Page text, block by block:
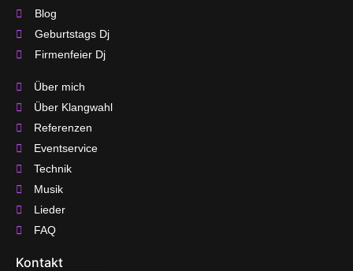
Blog
Geburtstags Dj
Firmenfeier Dj
Über mich
Über Klangwahl
Referenzen
Eventservice
Technik
Musik
Lieder
FAQ
Kontakt